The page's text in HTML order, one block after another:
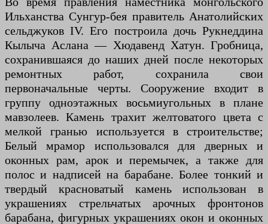
Ильханства Сунгур-бея правитель Анатолийских
сельджуков IV. Его построила дочь Рукнеддина
Кылыча Аслана — Хюдавенд Хатун. Гробница,
сохранившаяся до наших дней после некоторых
ремонтных работ, сохранила свои
первоначальные черты. Сооружение входит в
группу одноэтажных восьмиугольных в плане
мавзолеев. Камень трахит желтоватого цвета с
мелкой гранью используется в строительстве;
Белый мрамор использовался для дверных и
оконных рам, арок и перемычек, а также для
полос и надписей на барабане. Более тонкий и
твердый красноватый камень использован в
украшениях стрельчатых арочных фронтонов
барабана, фигурных украшениях окон и оконных